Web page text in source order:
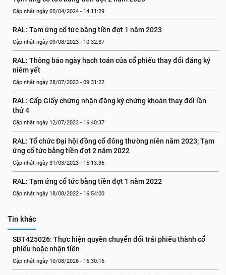
Cập nhật ngày 05/04/2024 - 14:11:29
RAL: Tạm ứng cổ tức bằng tiền đợt 1 năm 2023
Cập nhật ngày 09/08/2023 - 10:32:37
RAL: Thông báo ngày hạch toán của cổ phiếu thay đổi đăng ký
niêm yết
Cập nhật ngày 28/07/2023 - 09:31:22
RAL: Cấp Giấy chứng nhận đăng ký chứng khoán thay đổi lần
thứ 4
Cập nhật ngày 12/07/2023 - 16:40:37
RAL: Tổ chức Đại hội đồng cổ đông thường niên năm 2023; Tạm
ứng cổ tức bằng tiền đợt 2 năm 2022
Cập nhật ngày 31/03/2023 - 15:13:36
RAL: Tạm ứng cổ tức bằng tiền đợt 1 năm 2022
Cập nhật ngày 18/08/2022 - 16:54:00
Tin khác
SBT425026: Thực hiện quyền chuyển đổi trái phiếu thành cổ
phiếu hoặc nhận tiền
Cập nhật ngày 10/08/2026 - 16:30:16